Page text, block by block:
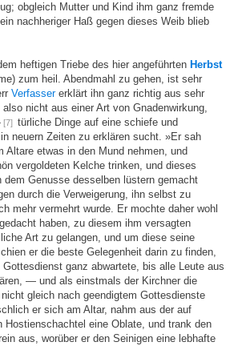
obgleich Mutter und Kind ihm ganz fremde
nachheriger Haß gegen dieses Weib blieb
heftigen Triebe des hier angeführten Herbst
zum heil. Abendmahl zu gehen, ist sehr
Verfassererklärt ihn ganz richtig aus sehr
also nicht aus einer Art von Gnadenwirkung,
[7] türliche Dinge auf eine schiefe und
neuern Zeiten zu erklären sucht. »Er sah
Altare etwas in den Mund nehmen, und
vergoldeten Kelche trinken, und dieses
dem Genusse desselben lüstern gemacht
durch die Verweigerung, ihn selbst zu
mehr vermehrt wurde. Er mochte daher wohl
haben, zu diesem ihm versagten
Art zu gelangen, und um diese seine
er die beste Gelegenheit darin zu finden,
ganz abwartete, bis alle Leute aus
— und als einstmals der Kirchner die
gleich nach geendigtem Gottesdienste
er sich am Altar, nahm aus der auf
Hostienschachtel eine Oblate, und trank den
aus, worüber er den Seinigen eine lebhafte